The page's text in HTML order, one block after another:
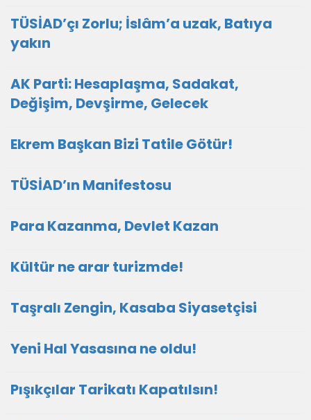
TÜSİAD’çı Zorlu; İslâm’a uzak, Batıya
yakın
AK Parti: Hesaplaşma, Sadakat,
Değişim, Devşirme, Gelecek
Ekrem Başkan Bizi Tatile Götür!
TÜSİAD’ın Manifestosu
Para Kazanma, Devlet Kazan
Kültür ne arar turizmde!
Taşralı Zengin, Kasaba Siyasetçisi
Yeni Hal Yasasına ne oldu!
Pışıkçılar Tarikatı Kapatılsın!